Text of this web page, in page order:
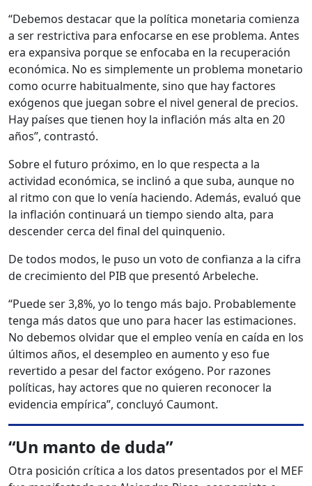
“Debemos destacar que la política monetaria comienza
a ser restrictiva para enfocarse en ese problema. Antes
era expansiva porque se enfocaba en la recuperación
económica. No es simplemente un problema monetario
como ocurre habitualmente, sino que hay factores
exógenos que juegan sobre el nivel general de precios.
Hay países que tienen hoy la inflación más alta en 20
años”, contrastó.
Sobre el futuro próximo, en lo que respecta a la
actividad económica, se inclinó a que suba, aunque no
al ritmo con que lo venía haciendo. Además, evaluó que
la inflación continuará un tiempo siendo alta, para
descender cerca del final del quinquenio.
De todos modos, le puso un voto de confianza a la cifra
de crecimiento del PIB que presentó Arbeleche.
“Puede ser 3,8%, yo lo tengo más bajo. Probablemente
tenga más datos que uno para hacer las estimaciones.
No debemos olvidar que el empleo venía en caída en los
últimos años, el desempleo en aumento y eso fue
revertido a pesar del factor exógeno. Por razones
políticas, hay actores que no quieren reconocer la
evidencia empírica”, concluyó Caumont.
“Un manto de duda”
Otra posición crítica a los datos presentados por el MEF